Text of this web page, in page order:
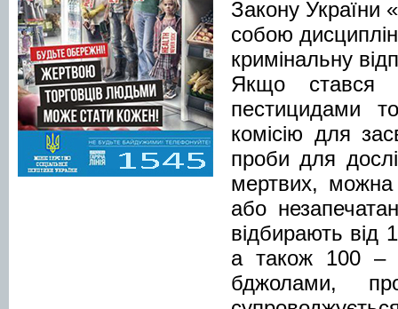
Закону України
собою
кримінальну
Якщо стався
пестицидами
комісію для
проби для
мертвих, можна
або
відбирають від
а також 100 –
бджолами,